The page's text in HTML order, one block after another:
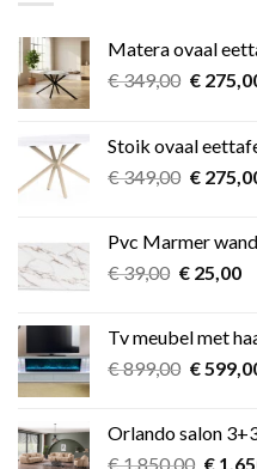
Matera ovaal
€349,00
€
€
Stoik ovaal
€349,00
€
€
Pvc Marmer
€39,00
€ 39,00.
€25,00
€
Tv meubel met
€899,00
€
€
Orlando salon
€1.850,00 €